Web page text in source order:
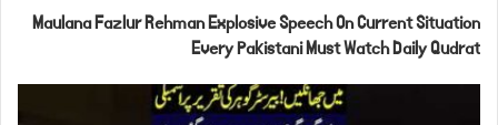
Maulana Fazlur Rehman Explosive Speech On Current Situation
Every Pakistani Must Watch Daily Qudrat